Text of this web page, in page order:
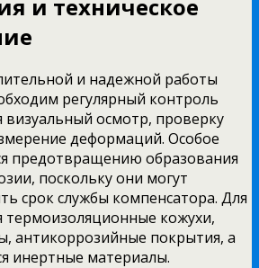
и техническое
и надежной работы
регулярный контроль
визуальный осмотр, проверку
деформаций. Особое
предотвращению образования
поскольку они могут
срок службы компенсатора. Для
термоизоляционные кожухи,
антикоррозийные покрытия, а
инертные материалы.